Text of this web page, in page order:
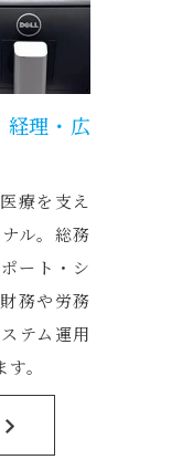
経理・広
療を支え
ル。総務
ート・シ
務や労務
テム運用
。